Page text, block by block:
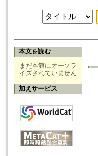
本文を読む
まだ本館にオーソラ
イズされていません
加えサービス